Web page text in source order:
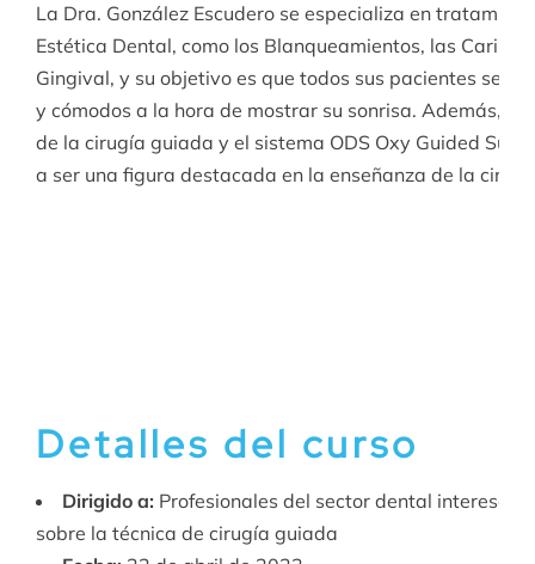
La Dra. González Escudero se especializa en
Estética Dental, como los Blanqueamientos, las
Gingival, y su objetivo es que todos sus pacientes se
y cómodos a la hora de mostrar su sonrisa. Además,
de la cirugía guiada y el sistema ODS Oxy Guided
a ser una figura destacada en la enseñanza de la
Detalles del curso
Dirigido a: Profesionales del sector dental
sobre la técnica de cirugía guiada